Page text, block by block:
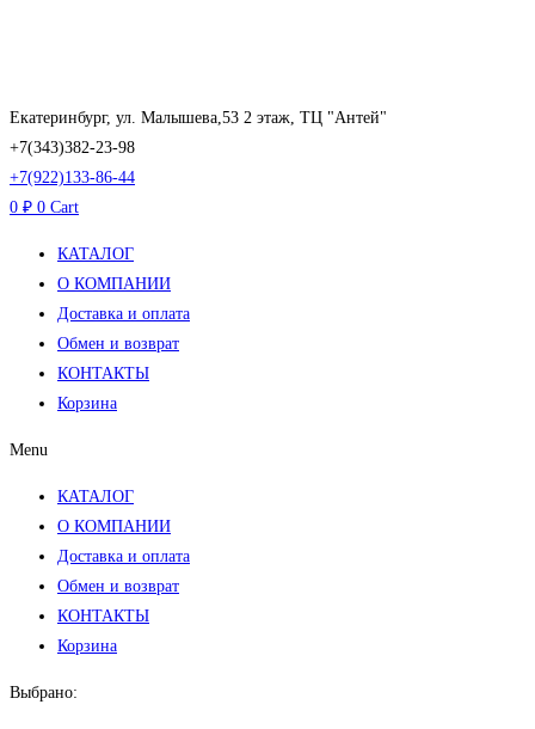
Екатеринбург, ул. Малышева,53 2 этаж, ТЦ "Антей"
+7(343)382-23-98
+7(922)133-86-44
0 ₽ 0 Cart
КАТАЛОГ
О КОМПАНИИ
Доставка и оплата
Обмен и возврат
КОНТАКТЫ
Корзина
Menu
КАТАЛОГ
О КОМПАНИИ
Доставка и оплата
Обмен и возврат
КОНТАКТЫ
Корзина
Выбрано: